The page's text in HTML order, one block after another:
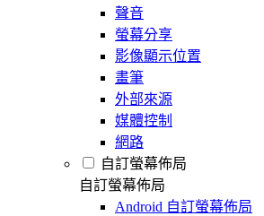
聲音
螢幕分享
影像顯示位置
畫筆
外部來源
媒體控制
網路
自訂螢幕佈局
自訂螢幕佈局
Android 自訂螢幕佈局